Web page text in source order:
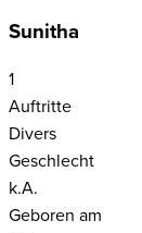
Sunitha
1
Auftritte
Divers
Geschlecht
k.A.
Geboren am